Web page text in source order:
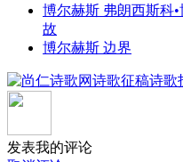
博尔赫斯 弗朗西斯科
故
博尔赫斯 边界
发表我的评论